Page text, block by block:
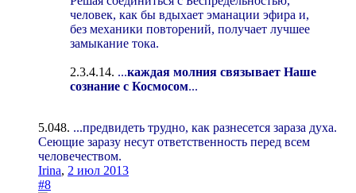
человек, как бы вдыхает эманации эфира и,
без механики повторений, получает лучшее
замыкание тока.
2.3.4.14. ...каждая молния связывает Наше
сознание с Космосом...
5.048. ...предвидеть трудно, как разнесется зараза духа.
Сеющие заразу несут ответственность перед всем
человечеством.
Irina, 2 июл 2013
#8